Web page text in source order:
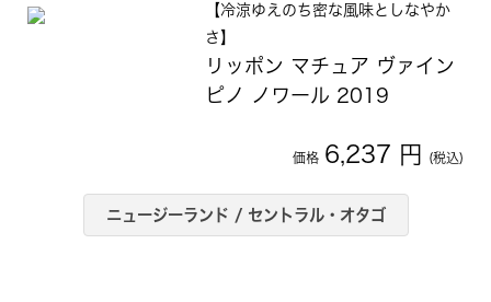
【冷涼ゆえのち密な風味としなやか
さ】
リッポン マチュア ヴァイン
ピノ ノワール 2019
価格 6,237 円 (税込)
ニュージーランド / セントラル・オタゴ